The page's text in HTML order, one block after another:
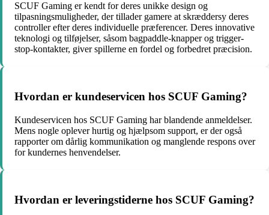
SCUF Gaming er kendt for deres unikke design og
tilpasningsmuligheder, der tillader gamere at skræddersy deres
controller efter deres individuelle præferencer. Deres innovative
teknologi og tilføjelser, såsom bagpaddle-knapper og trigger-
stop-kontakter, giver spillerne en fordel og forbedret præcision.
Hvordan er kundeservicen hos SCUF Gaming?
Kundeservicen hos SCUF Gaming har blandende anmeldelser.
Mens nogle oplever hurtig og hjælpsom support, er der også
rapporter om dårlig kommunikation og manglende respons over
for kundernes henvendelser.
Hvordan er leveringstiderne hos SCUF Gaming?